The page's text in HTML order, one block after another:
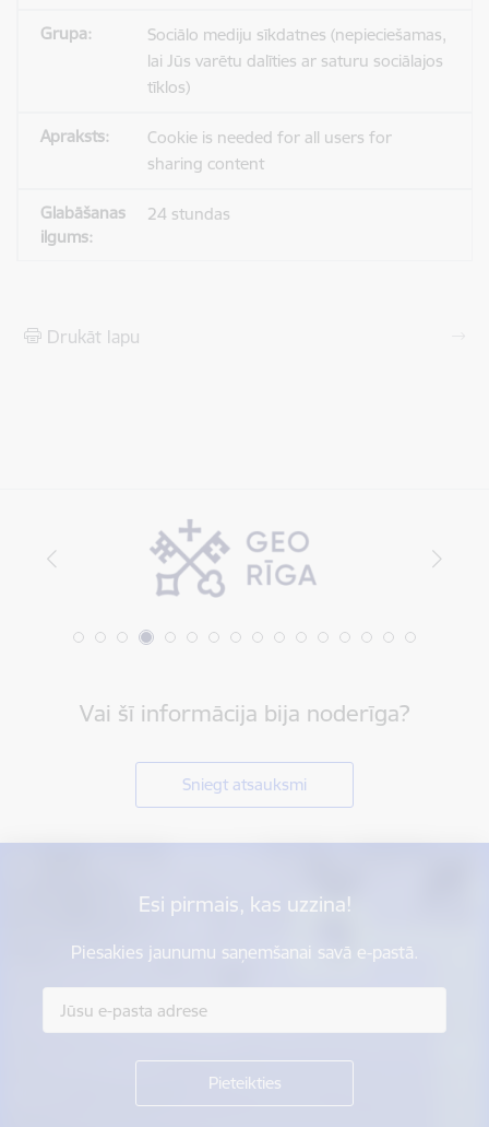
Sociālo mediju sīkdatnes (nepieciešamas,
lai Jūs varētu dalīties ar saturu sociālajos
tīklos)
Cookie is needed for all users for
sharing content
24 stundas
Drukāt lapu
Vai šī informācija bija noderīga?
Sniegt atsauksmi
Esi pirmais, kas uzzina!
Piesakies jaunumu saņemšanai savā e-pastā.